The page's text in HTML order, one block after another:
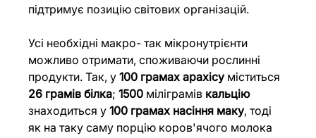
підтримує позицію світових організацій.
Усі необхідні макро- так мікронутрієнти
можливо отримати, споживаючи рослинні
продукти. Так, у 100 грамах арахісу міститься
26 грамів білка; 1500 міліграмів кальцію
знаходиться у 100 грамах насіння маку, тоді
як на таку саму порцію коров'ячого молока